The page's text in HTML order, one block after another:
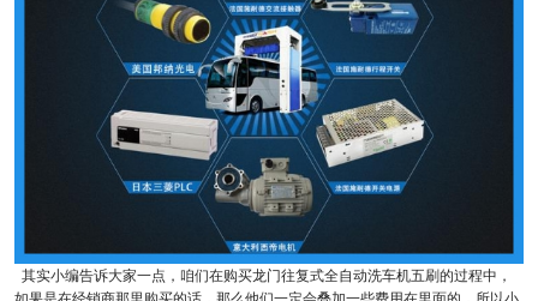
其实小编告诉大家一点，咱们在购买龙门往复式全自动洗车机五刷的过程中，
如果是在经销商那里购买的话，那么他们一定会叠加一些费用在里面的，所以小